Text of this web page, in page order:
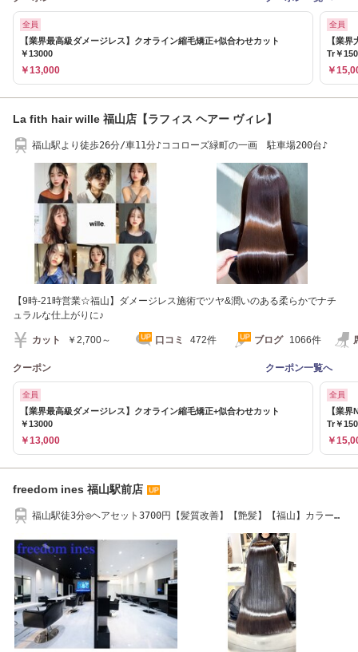
全員
【業界最高級ダメージレス】クオライン縮毛矯正+似合わせカット
￥13000
￥13,000
全員
【業
Tr￥
￥
La fith hair wille 福山店【ラフィス ヘアー ヴィレ】
福山駅より徒歩26分/車11分♪ココローズ緑町の一画 駐車場200台♪
【9時-21時営業☆福山】ダメージレス施術でツヤ&潤いのある柔らかでナチ
ュラルな仕上がりに♪
カット ￥2,700～ 口コミ 472件 ブログ 1066件
クーポン クーポン一覧へ
全員
【業界最高級ダメージレス】クオライン縮毛矯正+似合わせカット
￥13000
￥13,000
全員
【業
Tr￥
￥
freedom ines 福山駅前店
福山駅徒3分◎ヘアセット3700円【髪質改善】【艶髪】【福山】カラーカ